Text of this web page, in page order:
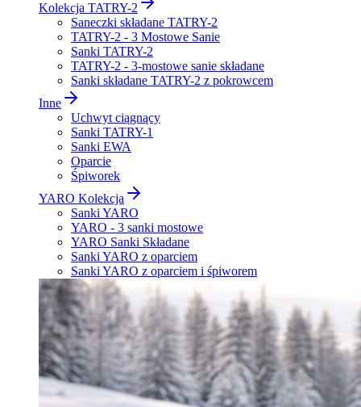
Kolekcja TATRY-2
Saneczki składane TATRY-2
TATRY-2 - 3 Mostowe Sanie
Sanki TATRY-2
TATRY-2 - 3-mostowe sanie składane
Sanki składane TATRY-2 z pokrowcem
Inne
Uchwyt ciągnący
Sanki TATRY-1
Sanki EWA
Oparcie
Śpiworek
YARO Kolekcja
Sanki YARO
YARO - 3 sanki mostowe
YARO Sanki Składane
Sanki YARO z oparciem
Sanki YARO z oparciem i śpiworem